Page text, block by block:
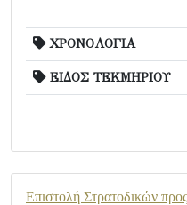
ΧΡΟΝΟΛΟΓΙΑ
ΕΙΔΟΣ ΤΕΚΜΗΡΙΟΥ
Επιστολή Στρατοδικών